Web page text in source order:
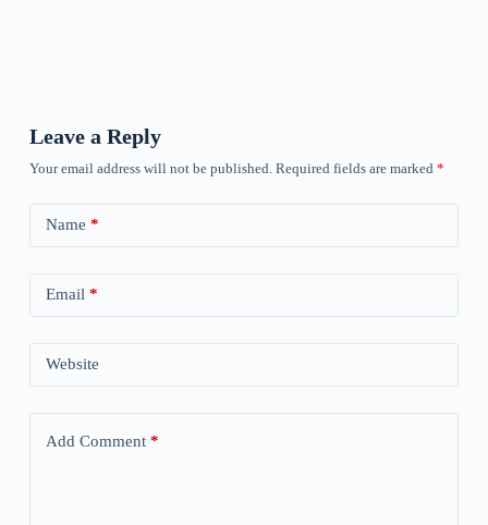
Leave a Reply
Your email address will not be published. Required fields are marked *
Name *
Email *
Website
Add Comment*